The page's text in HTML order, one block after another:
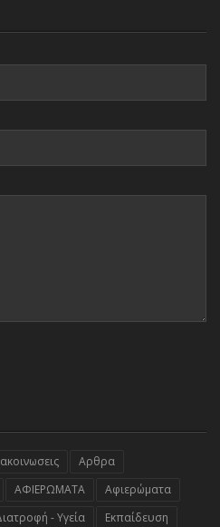
Αρθρα
ΑΦΙΕΡΩΜΑΤΑ
Αφιερώματα
- Υγεία
Εκπαίδευση